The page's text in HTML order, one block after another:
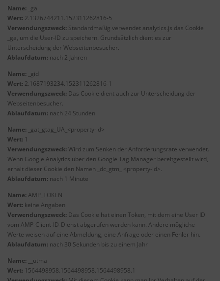
Name: _ga
Wert: 2.1326744211.152311262816-5
Verwendungszweck: Standardmäßig verwendet analytics.js das Cookie
_ga, um die User-ID zu speichern. Grundsätzlich dient es zur
Unterscheidung der Webseitenbesucher.
Ablaufdatum: nach 2 Jahren
Name: _gid
Wert: 2.1687193234.152311262816-1
Verwendungszweck: Das Cookie dient auch zur Unterscheidung der
Webseitenbesucher.
Ablaufdatum: nach 24 Stunden
Name: _gat_gtag_UA_<property-id>
Wert: 1
Verwendungszweck: Wird zum Senken der Anforderungsrate verwendet.
Wenn Google Analytics über den Google Tag Manager bereitgestellt wird,
erhält dieser Cookie den Namen _dc_gtm_ <property-id>.
Ablaufdatum: nach 1 Minute
Name: AMP_TOKEN
Wert: keine Angaben
Verwendungszweck: Das Cookie hat einen Token, mit dem eine User ID
vom AMP-Client-ID-Dienst abgerufen werden kann. Andere mögliche
Werte weisen auf eine Abmeldung, eine Anfrage oder einen Fehler hin.
Ablaufdatum: nach 30 Sekunden bis zu einem Jahr
Name: __utma
Wert: 1564498958.1564498958.1564498958.1